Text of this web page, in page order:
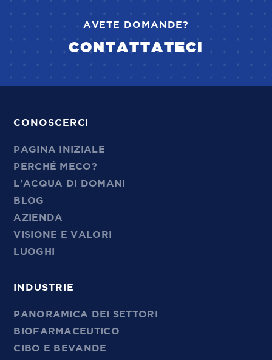
AVETE DOMANDE?
CONTATTATECI
CONOSCERCI
PAGINA INIZIALE
PERCHÉ MECO?
L'ACQUA DI DOMANI
BLOG
AZIENDA
VISIONE E VALORI
LUOGHI
INDUSTRIE
PANORAMICA DEI SETTORI
BIOFARMACEUTICO
CIBO E BEVANDE